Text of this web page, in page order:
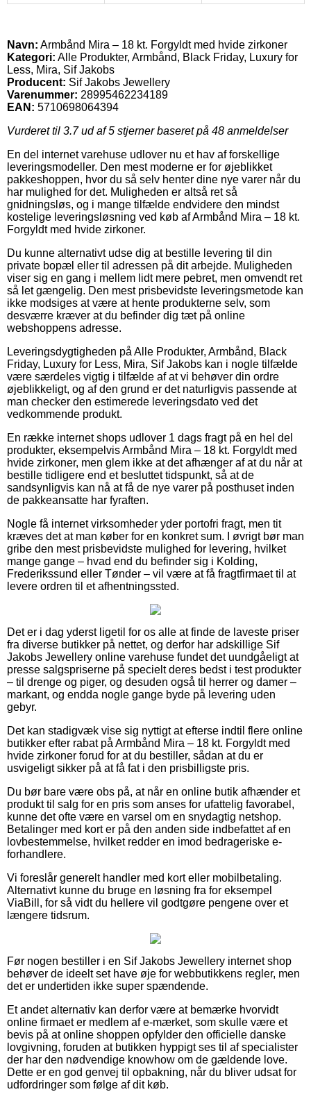
Navn: Armbånd Mira – 18 kt. Forgyldt med hvide zirkoner
Kategori: Alle Produkter, Armbånd, Black Friday, Luxury for
Less, Mira, Sif Jakobs
Producent: Sif Jakobs Jewellery
Varenummer: 28995462234189
EAN: 5710698064394
Vurderet til 3.7ud af 5 stjerner baseret på 48 anmeldelser
En del internet varehuse udlover nu et hav af forskellige
leveringsmodeller. Den mest moderne er for øjeblikket
pakkeshoppen, hvor du så selv henter dine nye varer når du
har mulighed for det. Muligheden er altså ret så
gnidningsløs, og i mange tilfælde endvidere den mindst
kostelige leveringsløsning ved køb af Armbånd Mira – 18 kt.
Forgyldt med hvide zirkoner.
Du kunne alternativt udse dig at bestille levering til din
private bopæl eller til adressen på dit arbejde. Muligheden
viser sig en gang i mellem lidt mere pebret, men omvendt ret
så let gængelig. Den mest prisbevidste leveringsmetode kan
ikke modsiges at være at hente produkterne selv, som
desværre kræver at du befinder dig tæt på online
webshoppens adresse.
Leveringsdygtigheden på Alle Produkter, Armbånd, Black
Friday, Luxury for Less, Mira, Sif Jakobs kan i nogle tilfælde
være særdeles vigtig i tilfælde af at vi behøver din ordre
øjeblikkeligt, og af den grund er det naturligvis passende at
man checker den estimerede leveringsdato ved det
vedkommende produkt.
En række internet shops udlover 1 dags fragt på en hel del
produkter, eksempelvis Armbånd Mira – 18 kt. Forgyldt med
hvide zirkoner, men glem ikke at det afhænger af at du når at
bestille tidligere end et besluttet tidspunkt, så at de
sandsynligvis kan nå at få de nye varer på posthuset inden
de pakkeansatte har fyraften.
Nogle få internet virksomheder yder portofri fragt, men tit
kræves det at man køber for en konkret sum. I øvrigt bør man
gribe den mest prisbevidste mulighed for levering, hvilket
mange gange – hvad end du befinder sig i Kolding,
Frederikssund eller Tønder – vil være at få fragtfirmaet til at
levere ordren til et afhentningssted.
Det er i dag yderst ligetil for os alle at finde de laveste priser
fra diverse butikker på nettet, og derfor har adskillige Sif
Jakobs Jewellery online varehuse fundet det uundgåeligt at
presse salgspriserne på specielt deres bedst i test produkter
– til drenge og piger, og desuden også til herrer og damer –
markant, og endda nogle gange byde på levering uden
gebyr.
Det kan stadigvæk vise sig nyttigt at efterse indtil flere online
butikker efter rabat på Armbånd Mira – 18 kt. Forgyldt med
hvide zirkoner forud for at du bestiller, sådan at du er
usvigeligt sikker på at få fat i den prisbilligste pris.
Du bør bare være obs på, at når en online butik afhænder et
produkt til salg for en pris som anses for ufattelig favorabel,
kunne det ofte være en varsel om en snydagtig netshop.
Betalinger med kort er på den anden side indbefattet af en
lovbestemmelse, hvilket redder en imod bedrageriske e-
forhandlere.
Vi foreslår generelt handler med kort eller mobilbetaling.
Alternativt kunne du bruge en løsning fra for eksempel
ViaBill, for så vidt du hellere vil godtgøre pengene over et
længere tidsrum.
Før nogen bestiller i en Sif Jakobs Jewellery internet shop
behøver de ideelt set have øje for webbutikkens regler, men
det er undertiden ikke super spændende.
Et andet alternativ kan derfor være at bemærke hvorvidt
online firmaet er medlem af e-mærket, som skulle være et
bevis på at online shoppen opfylder den officielle danske
lovgivning, foruden at butikken hyppigt ses til af specialister
der har den nødvendige knowhow om de gældende love.
Dette er en god genvej til opbakning, når du bliver udsat for
udfordringer som følge af dit køb.